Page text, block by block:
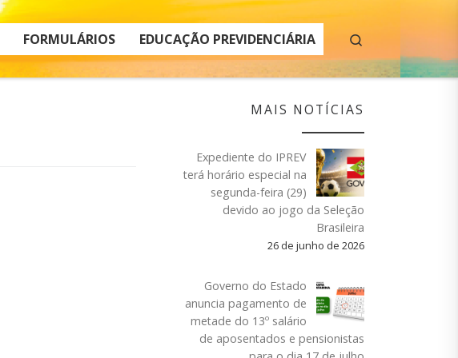
FORMULÁRIOS EDUCAÇÃO PREVIDENCIÁRIA
MAIS NOTÍCIAS
Expediente do IPREV
terá horário especial na
segunda-feira (29)
devido ao jogo da Seleção
Brasileira
26 de junho de 2026
Governo do Estado
anuncia pagamento de
metade do 13º salário
de aposentados e pensionistas